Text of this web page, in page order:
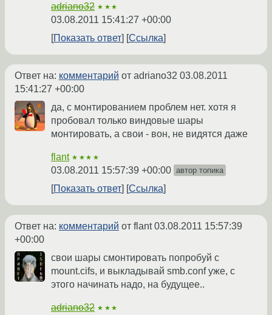
adriano32 ★★★
03.08.2011 15:41:27 +00:00
Показать ответ
Ссылка
Ответ на: комментарий от adriano32 03.08.2011
15:41:27 +00:00
да, с монтированием проблем нет. хотя я
пробовал только виндовые шары
монтировать, а свои - вон, не видятся даже
flant ★★★★
03.08.2011 15:57:39 +00:00 автор топика
Показать ответ Ссылка
Ответ на: комментарий от flant03.08.2011 15:57:39
+00:00
свои шары смонтировать попробуй c
mount.cifs, и выкладывай smb.conf уже, с
этого начинать надо, на будущее..
adriano32 ★★★